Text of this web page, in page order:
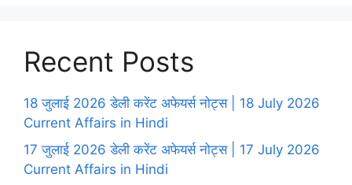
Recent Posts
18 जुलाई 2026 डेली करेंट अफेयर्स नोट्स | 18 July 2026
Current Affairs in Hindi
17 जुलाई 2026 डेली करेंट अफेयर्स नोट्स | 17 July 2026
Current Affairs in Hindi